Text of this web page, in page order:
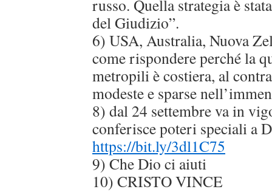
russo. Quella strategia è
del Giudizio”.
6) USA, Australia, Nuova
come rispondere perché la
metropili è costiera, al
modeste e sparse
8) dal 24 settembre va in
conferisce poteri speciali a
https://bit.ly/3dl1C75
9) Che Dio ci aiuti
10) CRISTO VINCE